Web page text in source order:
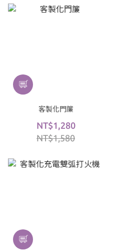
客製化門簾
NT$1,280
NT$1,580